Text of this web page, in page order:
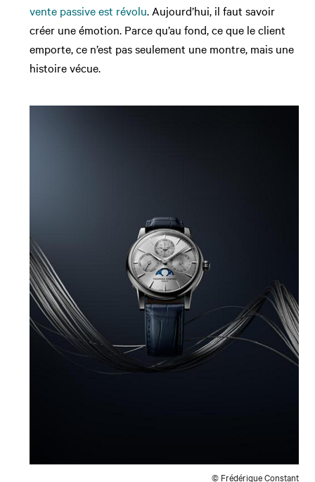
vente passive est révolu. Aujourd’hui, il faut savoir
créer une émotion. Parce qu’au fond, ce que le client
emporte, ce n’est pas seulement une montre, mais une
histoire vécue.
© Frédérique Constant